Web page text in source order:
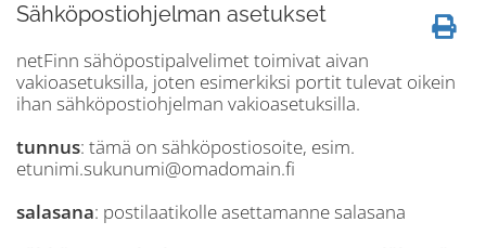
Sähköpostiohjelman asetukset
netFinn sähöpostipalvelimet toimivat aivan
vakioasetuksilla, joten esimerkiksi portit tulevat oikein
ihan sähköpostiohjelman vakioasetuksilla.
tunnus: tämä on sähköpostiosoite, esim.
etunimi.sukunumi@omadomain.fi
salasana: postilaatikolle asettamanne salasana